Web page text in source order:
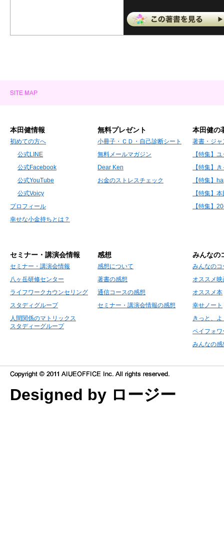
本田健情報
初めての方へ
公式LINE
公式Facebook
公式YouTube
公式Voicy
プロフィール
幸せな小金持ちとは？
無料プレゼント
小冊子・ＣＤ・自己診断シート
無料メールマガジン
Dear Ken
お金のストレスチェック
本田健の
著書・ジャ
【特集】
【特集】
【特集】
【特集】
【特集】
セミナー・講演会情報
セミナー・講演会情報
八ヶ岳研修センター
ライフワークカウンセリング
スタディグループ
人間関係のマトリックス
スタディーグループ
感想
感想について
著書の感想
通信コースの感想
セミナー・講演会情報の感想
みんなの
みんなの
オススメ映
オススメ本
幸せノート
きっと、
ペイフォワ
みんなの感
Designed by ロージー